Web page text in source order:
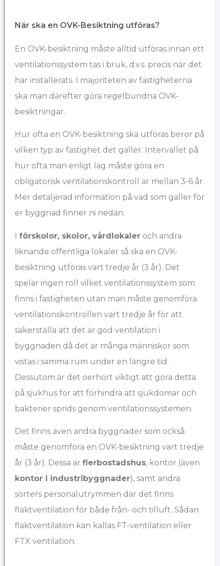
När ska en OVK-Besiktning utföras?
En OVK-besiktning måste alltid utföras innan ett
ventilationssystem tas i bruk, d.v.s. precis när det
har installerats. I majoriteten av fastigheterna
ska man därefter göra regelbundna OVK-
besiktningar.
Hur ofta en OVK-besiktning ska utföras beror på
vilken typ av fastighet det gäller. Intervallet på
hur ofta man enligt lag måste göra en
obligatorisk ventilationskontroll är mellan 3-6 år.
Mer detaljerad information på vad som gäller för
er byggnad finner ni nedan.
I förskolor, skolor, vårdlokaler och andra
liknande offentliga lokaler så ska en OVK-
besiktning utföras vart tredje år (3 år). Det
spelar ingen roll vilket ventilationssystem som
finns i fastigheten utan man måste genomföra
ventilationskontrollen vart tredje år för att
säkerställa att det är god ventilation i
byggnaden då det är många människor som
vistas i samma rum under en längre tid.
Dessutom är det oerhört viktigt att göra detta
på sjukhus för att förhindra att sjukdomar och
bakterier sprids genom ventilationssystemen.
Det finns även andra byggnader som också
måste genomföra en OVK-besiktning vart tredje
år (3 år). Dessa är flerbostadshus, kontor (även
kontor i industribyggnader), samt andra
sorters personalutrymmen där det finns
fläktventilation för både från- och tilluft. Sådan
fläktventilation kan kallas FT-ventilation eller
FTX ventilation.